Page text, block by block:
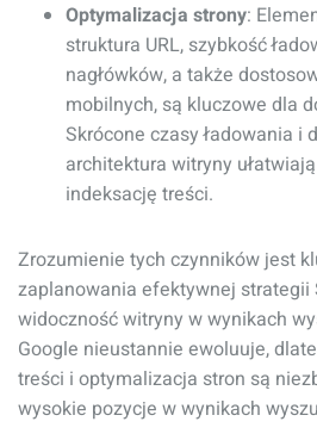
Optymalizacja strony:
struktura URL, szybkość
nagłówków, a także
mobilnych, są kluczowe dla
Skrócone czasy ładowania i
architektura witryny
indeksację treści.
Zrozumienie tych czynników jest
zaplanowania efektywnej strategii
widoczność witryny w wynikach
Google nieustannie ewoluuje,
treści i optymalizacja stron są
wysokie pozycje w wynikach